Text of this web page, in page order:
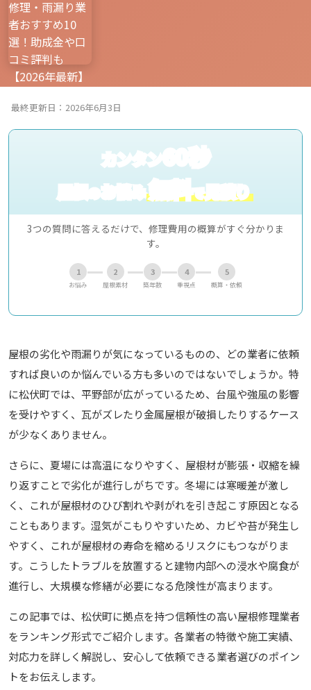
最終更新日：2026年6月3日
カンタン60秒
屋根のお悩み無料で見積り
3つの質問に答えるだけで、修理費用の概算がすぐ分かりま
す。
1
お悩み
2
屋根素材
3
築年数
4
重視点
5
概算・依頼
屋根の劣化や雨漏りが気になっているものの、どの業者に依頼
すれば良いのか悩んでいる方も多いのではないでしょうか。特
に松伏町では、平野部が広がっているため、台風や強風の影響
を受けやすく、瓦がズレたり金属屋根が破損したりするケース
が少なくありません。
さらに、夏場には高温になりやすく、屋根材が膨張・収縮を繰
り返すことで劣化が進行しがちです。冬場には寒暖差が激し
く、これが屋根材のひび割れや剥がれを引き起こす原因となる
こともあります。湿気がこもりやすいため、カビや苔が発生し
やすく、これが屋根材の寿命を縮めるリスクにもつながりま
す。こうしたトラブルを放置すると建物内部への浸水や腐食が
進行し、大規模な修繕が必要になる危険性が高まります。
この記事では、松伏町に拠点を持つ信頼性の高い屋根修理業者
をランキング形式でご紹介します。各業者の特徴や施工実績、
対応力を詳しく解説し、安心して依頼できる業者選びのポイン
トをお伝えします。